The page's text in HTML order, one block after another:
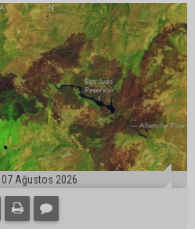
07 Ağustos 2026